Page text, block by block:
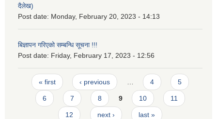
दैलेख)
Post date: Monday, February 20, 2023 - 14:13
बिज्ञापन गरिएको सम्बन्धि सूचना !!!
Post date: Friday, February 17, 2023 - 12:56
Pages
« first ‹ previous 4 5
6 7 8 9 10 11
12 next › last »